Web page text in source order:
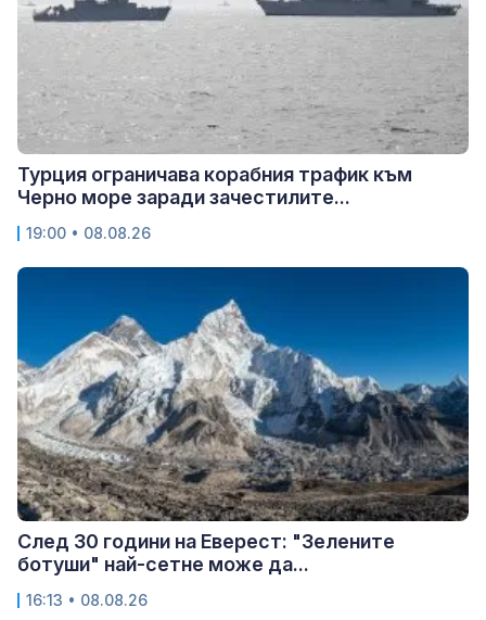
Турция ограничава корабния трафик към
Черно море заради зачестилите...
19:00 • 08.08.26
След 30 години на Еверест: "Зелените
ботуши" най-сетне може да...
16:13 • 08.08.26